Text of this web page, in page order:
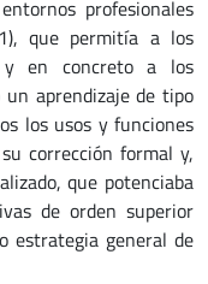
profesionales
que permitía a los
y en concreto a los
aprendizaje de tipo
los usos y funciones
corrección formal y,
que potenciaba
de orden superior
estrategia general de